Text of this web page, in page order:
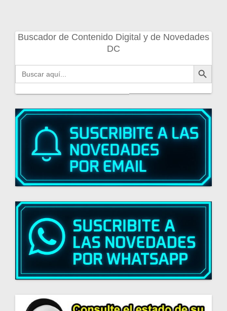
Buscador de Contenido Digital y de Novedades
DC
Buscar: Botón de búsqueda